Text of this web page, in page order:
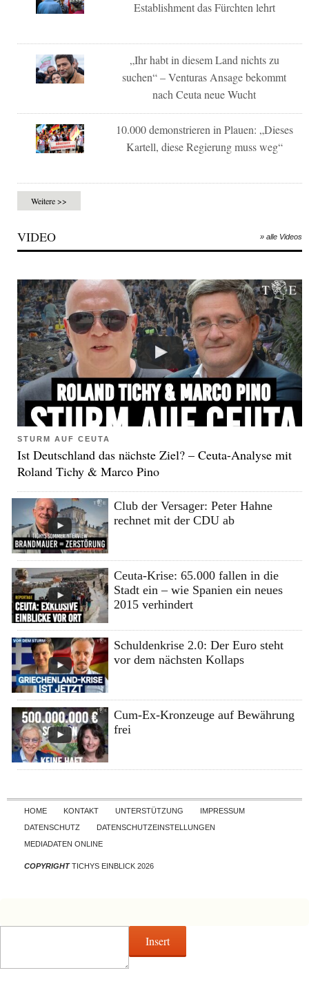
Establishment das Fürchten lehrt
„Ihr habt in diesem Land nichts zu
suchen“ – Venturas Ansage bekommt
nach Ceuta neue Wucht
10.000 demonstrieren in Plauen: „Dieses
Kartell, diese Regierung muss weg“
Weitere >>
VIDEO » alle Videos
STURM AUF CEUTA
Ist Deutschland das nächste Ziel? – Ceuta-Analyse mit
Roland Tichy & Marco Pino
Club der Versager: Peter Hahne
rechnet mit der CDU ab
Ceuta-Krise: 65.000 fallen in die
Stadt ein – wie Spanien ein neues
2015 verhindert
Schuldenkrise 2.0: Der Euro steht
vor dem nächsten Kollaps
Cum-Ex-Kronzeuge auf Bewährung
frei
Skip to content
HOME KONTAKT UNTERSTÜTZUNG
IMPRESSUM
DATENSCHUTZ
DATENSCHUTZEINSTELLUNGEN
MEDIADATEN ONLINE
COPYRIGHTTICHYS EINBLICK 2026
Insert